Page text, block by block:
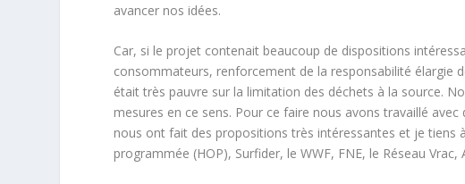
avancer nos idées.
Car, si le projet contenait beaucoup de dispositions
consommateurs, renforcement de la responsabilité élargie
était très pauvre sur la limitation des déchets à la source.
mesures en ce sens. Pour ce faire nous avons travaillé
nous ont fait des propositions très intéressantes et je tiens
programmée (HOP), Surfider, le WWF, FNE, le Réseau